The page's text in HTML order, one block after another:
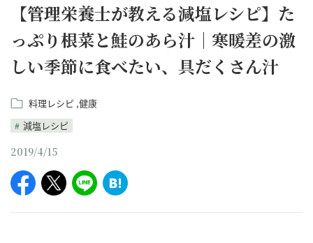
【管理栄養士が教える減塩レシピ】た
っぷり根菜と鮭のあら汁｜寒暖差の激
しい季節に食べたい、具だくさん汁
料理レシピ 健康
減塩レシピ
2019/4/15